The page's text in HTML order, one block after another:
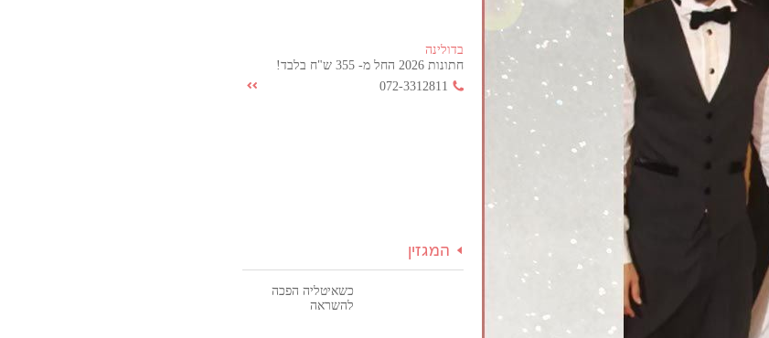
בדולינה
חתונות 2026 החל מ- 355 ש"ח בלבד!
072-3312811
המגזין
כשאיטליה הפכה
להשראה